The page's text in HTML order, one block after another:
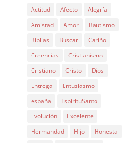
Actitud Afecto
Alegría
Amistad
Amor
Bautismo
Biblias
Buscar
Cariño
Creencias
Cristianismo
Cristiano
Cristo
Dios
Entrega
Entusiasmo
españa
EspirituSanto
Evolución
Excelente
Hermandad
Hijo
Honesta